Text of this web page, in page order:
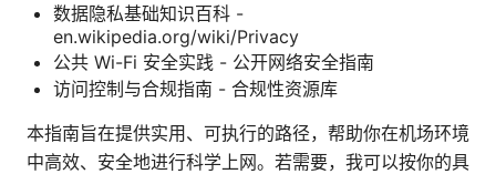
数据隐私基础知识百科 -
en.wikipedia.org/wiki/Privacy
公共 Wi-Fi 安全实践 - 公开网络安全指南
访问控制与合规指南 - 合规性资源库
本指南旨在提供实用、可执行的路径，帮助你在机场环境
中高效、安全地进行科学上网。若需要，我可以按你的具